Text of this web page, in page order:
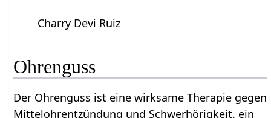
Charry Devi Ruiz
Ohrenguss
Der Ohrenguss ist eine wirksame Therapie gegen
Mittelohrentzündung und Schwerhörigkeit. ein